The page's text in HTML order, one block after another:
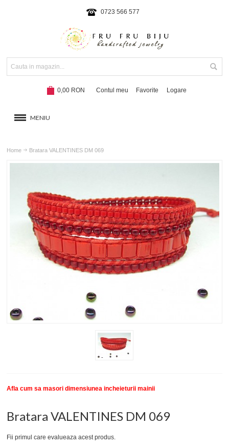
0723 566 577
0,00 RON Contul meu Favorite Logare
MENIU
BRATARI CU SNUR
NOUTATI 2024 Hot!
SETURI BRATARI New
COLECTII BRATARI
TESTIMONIALE CLIENTI
Home Bratara VALENTINES DM 069
Afla cum sa masori dimensiunea incheieturii mainii
Bratara VALENTINES DM 069
Fii primul care evalueaza acest produs.